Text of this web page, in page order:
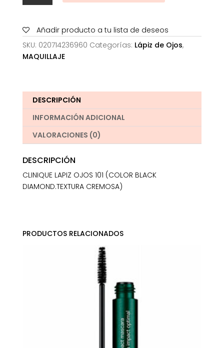
de
Cream
Shaper
cantidad
Añadir producto a tu lista de deseos
SKU: 020714236960 Categorías: Lápiz de Ojos,
MAQUILLAJE
DESCRIPCIÓN
INFORMACIÓN ADICIONAL
VALORACIONES (0)
DESCRIPCIÓN
CLINIQUE LAPIZ OJOS 101 (COLOR BLACK
DIAMOND.TEXTURA CREMOSA)
PRODUCTOS RELACIONADOS